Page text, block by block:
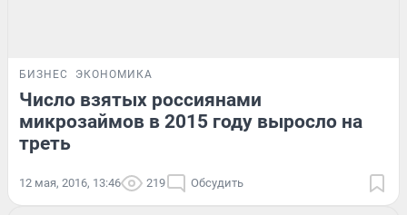
БИЗНЕС ЭКОНОМИКА
Число взятых россиянами
микрозаймов в 2015 году выросло на
треть
12 мая, 2016, 13:46 219 Обсудить